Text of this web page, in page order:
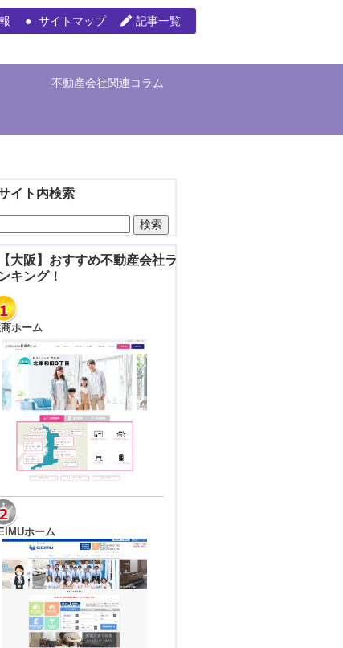
サイトマップ 記事一覧
不動産会社関連コラム
イト内検索
【大阪】おすすめ不動産会社ラ
ンキング！
ホーム
ホーム